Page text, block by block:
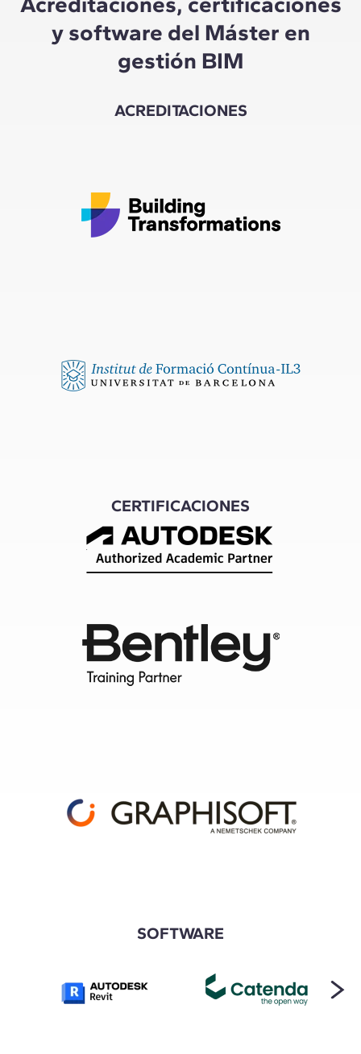
y software del Máster en
gestión BIM
ACREDITACIONES
CERTIFICACIONES
SOFTWARE